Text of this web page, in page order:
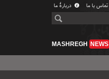
تماس با ما دربارهٔ ما
MASHREGH NEWS